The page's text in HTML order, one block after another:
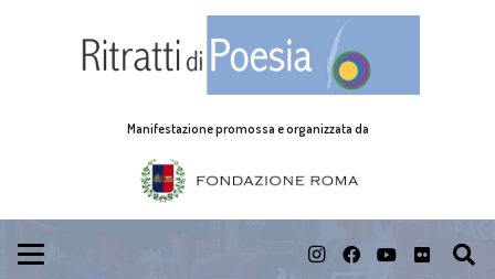
Manifestazione promossa e organizzata da